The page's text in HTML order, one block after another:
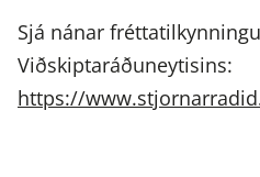
Sjá nánar
Viðskiptaráðuneytisins:
https://